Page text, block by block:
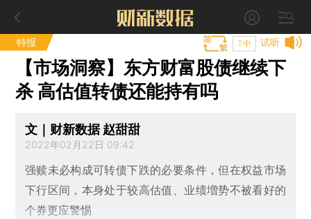
特报 试听
T中
【市场洞察】东方财富股债继续下
杀 高估值转债还能持有吗
文｜财新数据 赵甜甜
2022年02月22日 09:42
强赎未必构成可转债下跌的必要条件，但在权益市场
下行区间，本身处于较高估值、业绩増势不被看好的
个券更应警惕